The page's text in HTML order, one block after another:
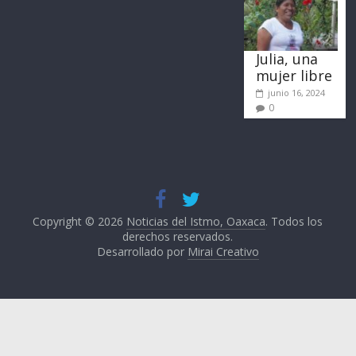
Julia, una
mujer libre
junio 16, 2024
0
Copyright © 2026 Noticias del Istmo, Oaxaca. Todos los
derechos reservados.
Desarrollado por Mirai Creativo